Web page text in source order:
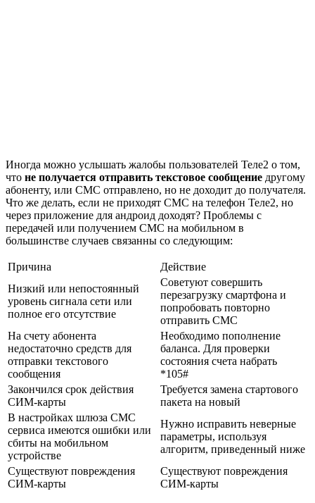
Иногда можно услышать жалобы пользователей Теле2 о том,
что не получается отправить текстовое сообщение другому
абоненту, или СМС отправлено, но не доходит до получателя.
Что же делать, если не приходят СМС на телефон Теле2, но
через приложение для андроид доходят? Проблемы с
передачей или получением СМС на мобильном в
большинстве случаев связанны со следующим:
Причина
Действие
Низкий или непостоянный
уровень сигнала сети или
полное его отсутствие
Советуют совершить
перезагрузку смартфона и
попробовать повторно
отправить СМС
На счету абонента
недостаточно средств для
отправки текстового
сообщения
Необходимо пополнение
баланса. Для проверки
состояния счета набрать
*105#
Закончился срок действия
СИМ-карты
Требуется замена стартового
пакета на новый
В настройках шлюза СМС
сервиса имеются ошибки или
сбиты на мобильном
устройстве
Нужно исправить неверные
параметры, используя
алгоритм, приведенный ниже
Существуют повреждения
СИМ-карты
Существуют повреждения
СИМ-карты